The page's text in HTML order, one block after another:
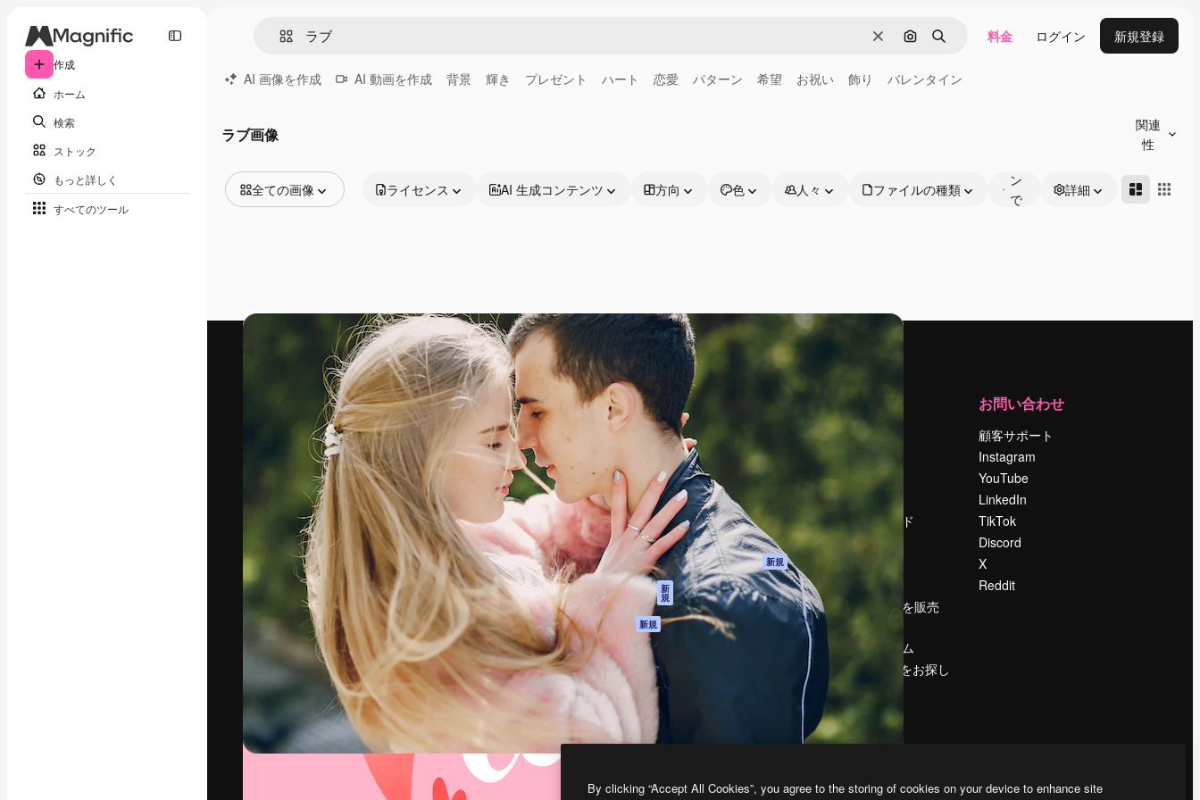
作成
ホーム
検索
ストック
もっと詳しく
すべてのツール
消去 画像で検索
検索 料金 ログイン 新規登録
AI 画像を作成 AI 動画を作成 背景 輝き プレゼント ハート 恋愛 パターン 希望 お祝い 飾り バレンタイン
ラブ画像
関連
性
全ての画像
動画
モーショングラフィックス
動画テンプレート
ライセンス AI 生成コンテンツ 方向 色 人々 ファイルの種類
ン
で
詳細
最高のクリエイティブ制作を導くためのプラ
ットフォーム。クリエイター、企業、代理
店、スタジオを含む100万人以上が利用して
います。
日本語
製品
Spaces
AI 画像生成ツール
AI 動画生成ツール
AI 音声合成ツール
ストックコンテン
ツ
Claude/ChatGPT
向けMCP
新
規
エージェント 新規
API
モバイルアプリ
すべてのMagnificツ
ール
Academy
ドキュメント
サポート
利用規約
プライバシーポリ
シー
オリジナル 新規
クッキーポリシー
トラストセンター
アフィリエイト
運営
料金
Reviews
採用情報
検索トレンド
Slidesgo
コンテンツを販売
プレスルーム
magnific.aiをお探し
ですか？
お問い合わせ
顧客サポート
Instagram
YouTube
LinkedIn
TikTok
Discord
X
Reddit
Copyright © 2010- 2026 Freepik Company S.L.U. 無断複写・転載を禁じます
By clicking “Accept All Cookies”, you agree to the storing of cookies on your device to enhance site